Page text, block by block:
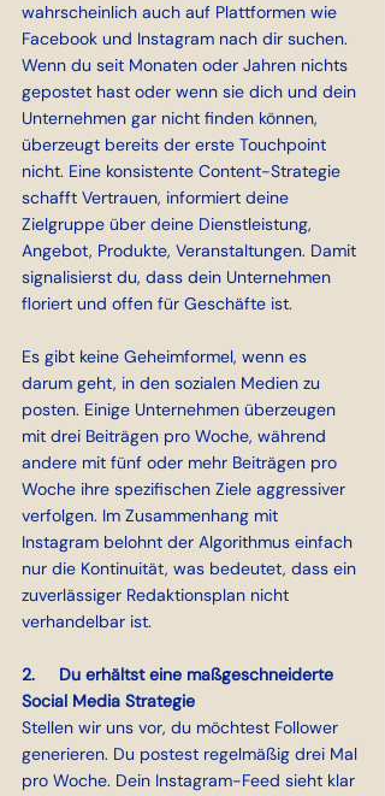
wahrscheinlich auch auf Plattformen wie
Facebook und Instagram nach dir suchen.
Wenn du seit Monaten oder Jahren nichts
gepostet hast oder wenn sie dich und dein
Unternehmen gar nicht finden können,
überzeugt bereits der erste Touchpoint
nicht. Eine konsistente Content-Strategie
schafft Vertrauen, informiert deine
Zielgruppe über deine Dienstleistung,
Angebot, Produkte, Veranstaltungen. Damit
signalisierst du, dass dein Unternehmen
floriert und offen für Geschäfte ist.
Es gibt keine Geheimformel, wenn es
darum geht, in den sozialen Medien zu
posten. Einige Unternehmen überzeugen
mit drei Beiträgen pro Woche, während
andere mit fünf oder mehr Beiträgen pro
Woche ihre spezifischen Ziele aggressiver
verfolgen. Im Zusammenhang mit
Instagram belohnt der Algorithmus einfach
nur die Kontinuität, was bedeutet, dass ein
zuverlässiger Redaktionsplan nicht
verhandelbar ist.
2.     Du erhältst eine maßgeschneiderte
Social Media Strategie
Stellen wir uns vor, du möchtest Follower
generieren. Du postest regelmäßig drei Mal
pro Woche. Dein Instagram-Feed sieht klar